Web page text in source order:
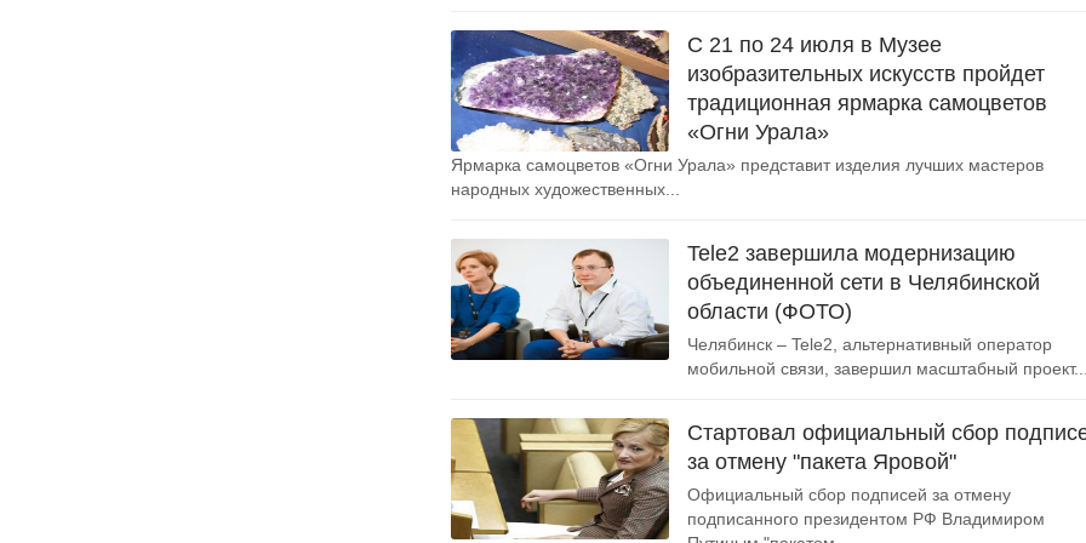
С 21 по 24 июля в Музее
изобразительных искусств пройдет
традиционная ярмарка самоцветов
«Огни Урала»
Ярмарка самоцветов «Огни Урала» представит изделия лучших мастеров
народных художественных...
Tele2 завершила модернизацию
объединенной сети в Челябинской
области (ФОТО)
Челябинск – Tele2, альтернативный оператор
мобильной связи, завершил масштабный
Стартовал официальный сбор
за отмену "пакета Яровой"
Официальный сбор подписей за отмену
подписанного президентом РФ Владимиром